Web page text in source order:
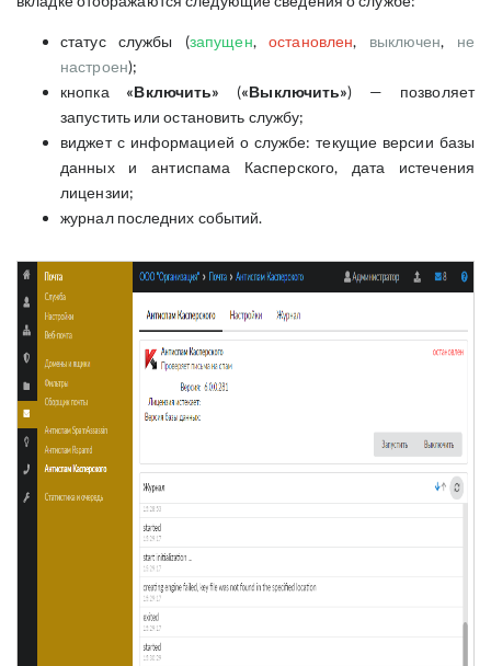
статус службы (запущен,остановлен, выключен, не
настроен);
кнопка «Включить» («Выключить») — позволяет
запустить или остановить службу;
виджет с информацией о службе: текущие версии базы
данных и антиспама Касперского, дата истечения
лицензии;
журнал последних событий.